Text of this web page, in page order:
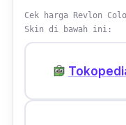
air.
Cek harga Revlon
Skin di bawah ini: